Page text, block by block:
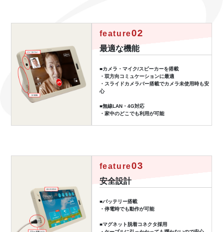
feature02
最適な機能
■カメラ・マイク/スピーカーを搭載
・双方向コミュケーションに最適
・スライドカメラバー搭載でカメラ未使用時も安
心
■無線LAN・4G対応
・家中のどこでも利用が可能
feature03
安全設計
■バッテリー搭載
・停電時でも動作が可能
■マグネット脱着コネクタ採用